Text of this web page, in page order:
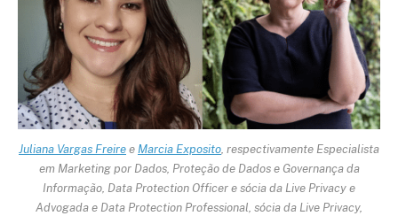
Juliana Vargas FreireeMarcia Exposito, respectivamente Especialista
em Marketing por Dados, Proteção de Dados e Governança da
Informação, Data Protection Officer e sócia da Live Privacy e
Advogada e Data Protection Professional, sócia da Live Privacy,